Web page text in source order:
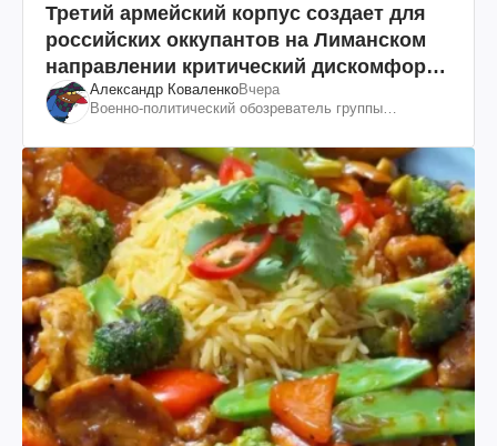
Третий армейский корпус создает для
российских оккупантов на Лиманском
направлении критический дискомфорт:
как это удалось
Александр КоваленкоВчера
Военно-политический обозреватель группы